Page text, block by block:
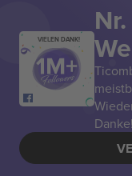
VIELEN DANK!
Danke!